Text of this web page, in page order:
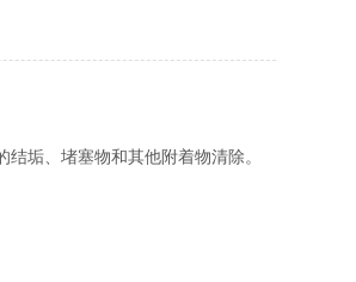
垢、堵塞物和其他附着物清除。